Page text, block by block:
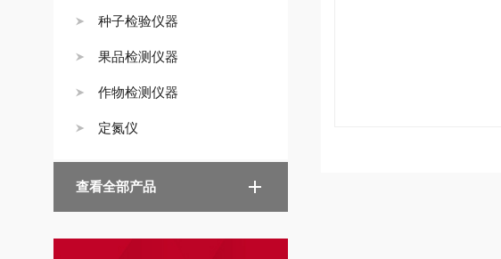
种子检验仪器
果品检测仪器
作物检测仪器
定氮仪
查看全部产品